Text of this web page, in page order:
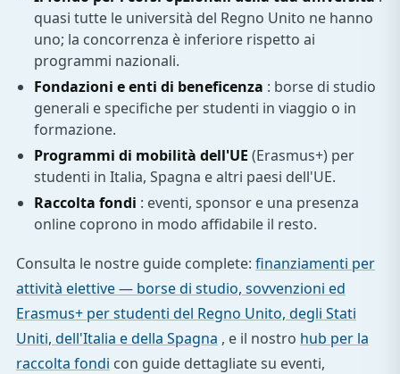
quasi tutte le università del Regno Unito ne hanno
uno; la concorrenza è inferiore rispetto ai
programmi nazionali.
Fondazioni e enti di beneficenza : borse di studio
generali e specifiche per studenti in viaggio o in
formazione.
Programmi di mobilità dell'UE (Erasmus+) per
studenti in Italia, Spagna e altri paesi dell'UE.
Raccolta fondi : eventi, sponsor e una presenza
online coprono in modo affidabile il resto.
Consulta le nostre guide complete: finanziamenti per
attività elettive — borse di studio, sovvenzioni ed
Erasmus+ per studenti del Regno Unito, degli Stati
Uniti, dell'Italia e della Spagna , e il nostro hub per la
raccolta fondi con guide dettagliate su eventi,